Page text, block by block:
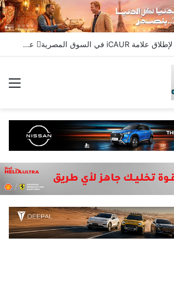
جي بي أوتو تستعد لإطلاق علامة iCAUR في السوق المصرية علامة عالمية جديدة لسيارات الطاقة الجديدة تجمع بين التكنولوجيا الذكية والتصميم الجريء وروح المغامر